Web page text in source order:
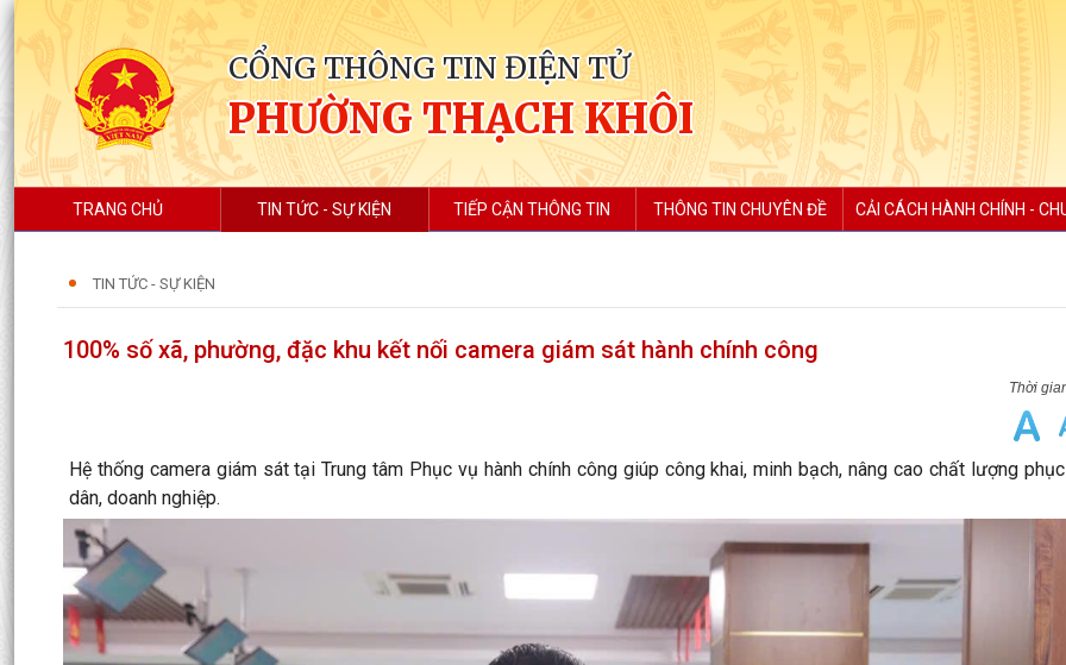
CỔNG THÔNG TIN ĐIỆN TỬ
PHƯỜNG THẠCH KHÔI
TRANG CHỦ TIN TỨC - SỰ KIỆN TIẾP CẬN THÔNG TIN THÔNG TIN CHUYÊN ĐỀ CẢI CÁCH HÀNH CHÍNH -
TIN TỨC - SỰ KIỆN
100% số xã, phường, đặc khu kết nối camera giám sát hành chính công
Hệ thống camera giám sát tại Trung tâm Phục vụ hành chính công giúp công khai, minh bạch, nâng cao chất lượng
dân, doanh nghiệp.